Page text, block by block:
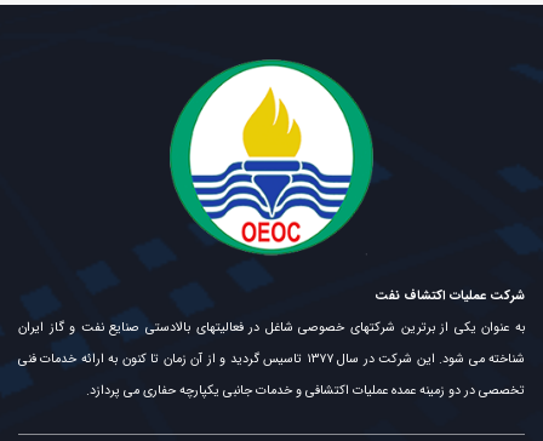
شرکت عملیات اکتشاف نفت
به عنوان یکی از برترین شرکتهای خصوصی شاغل در فعالیتهای بالادستی صنایع نفت و گاز ایران
شناخته می شود. این شرکت در سال ۱۳۷۷ تاسیس گردید و از آن زمان تا کنون به ارائه خدمات فنی
تخصصی در دو زمینه عمده عملیات اکتشافی و خدمات جانبی یکپارچه حفاری می پردازد.